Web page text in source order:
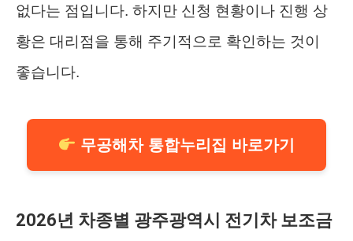
없다는 점입니다. 하지만 신청 현황이나 진행 상
황은 대리점을 통해 주기적으로 확인하는 것이
좋습니다.
무공해차 통합누리집 바로가기
2026년 차종별 광주광역시 전기차 보조금